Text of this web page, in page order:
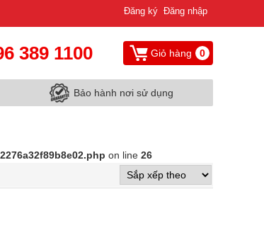
Đăng ký Đăng nhập
389 1100 Giỏ hàng 0
Bảo hành nơi sử dụng
on line 26